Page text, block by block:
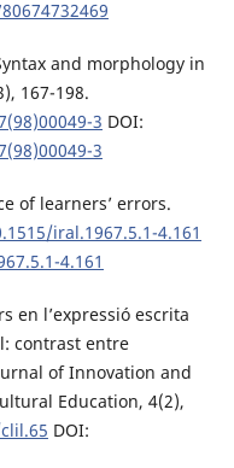
and morphology in
167-198.
3 DOI:
3
of learners’ errors.
iral.1967.5.1-4.161
4.161
en l’expressió escrita
contrast entre
of Innovation and
Education, 4(2),
DOI: